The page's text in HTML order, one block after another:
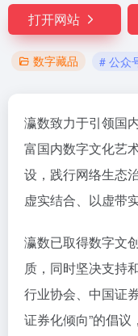
打开网站
数字藏品 # 公众
瀛数致力于引领国
富国内数字文化艺
设，践行网络生态
虚实结合、以虚带
瀛数已取得数字文
质，同时坚决支持
行业协会、中国证
证券化倾向”的倡议